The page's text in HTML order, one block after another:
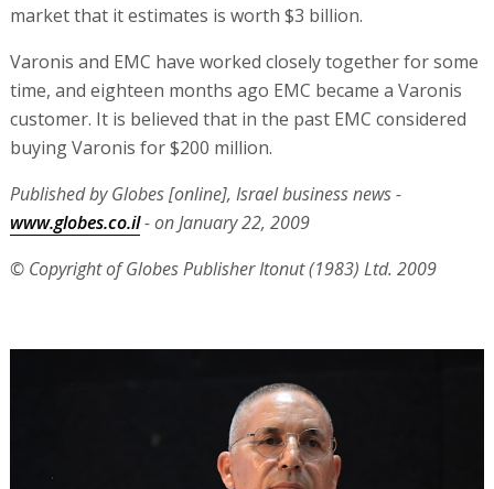
market that it estimates is worth $3 billion.
Varonis and EMC have worked closely together for some
time, and eighteen months ago EMC became a Varonis
customer. It is believed that in the past EMC considered
buying Varonis for $200 million.
Published by Globes [online], Israel business news -
www.globes.co.il- on January 22, 2009
© Copyright of Globes Publisher Itonut (1983) Ltd. 2009